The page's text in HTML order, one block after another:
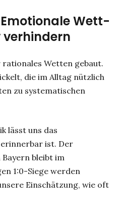
Wett-
verhindern
Wetten gebaut.
die im Alltag nützlich
zu systematischen
lässt uns das
ist. Der
Bayern bleibt im
1:0-Siege werden
Einschätzung, wie oft